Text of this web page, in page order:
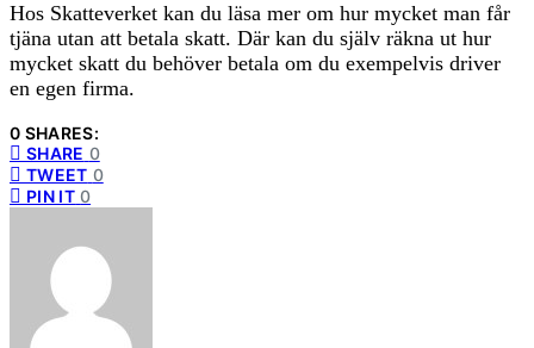
Hos Skatteverket kan du läsa mer om hur mycket man får
tjäna utan att betala skatt. Där kan du själv räkna ut hur
mycket skatt du behöver betala om du exempelvis driver
en egen firma.
0 SHARES:
SHARE 0
TWEET 0
PIN IT 0